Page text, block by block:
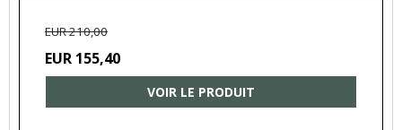
EUR 210,00
EUR 155,40
VOIR LE PRODUIT